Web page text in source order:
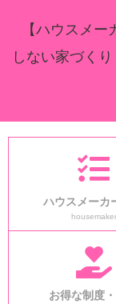
【ハウスメ
しない家づく
ハウスメーカ
housemaker
お得な制度